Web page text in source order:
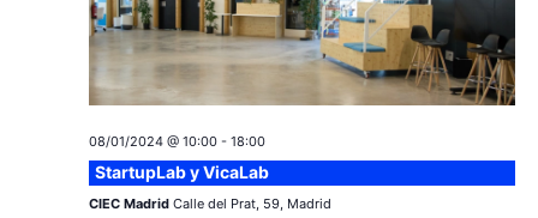
t
a
s
e
E
v
e
n
08/01/2024 @ 10:00- 18:00
StartupLab y VicaLab
CIEC Madrid Calle del Prat, 59, Madrid